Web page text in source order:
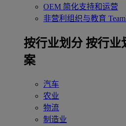
OEM 简化支持和运营
非营利组织与教育
‌按行业划分 按行业
案
汽车
农业
物流
制造业